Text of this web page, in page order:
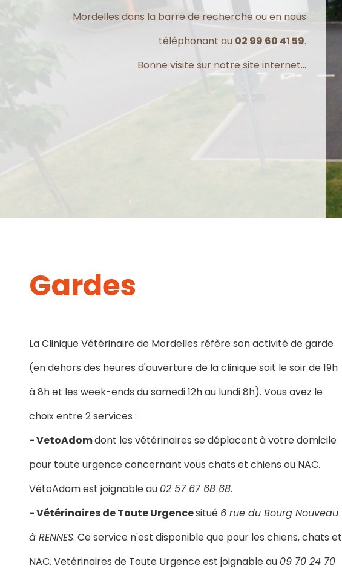
Mordelles dans la barre de recherche ou en nous
téléphonant au 02 99 60 41 59.
Bonne visite sur notre site internet...
Gardes
La Clinique Vétérinaire de Mordelles réfère son activité de garde
(en dehors des heures d'ouverture de la clinique soit le soir de 19h
à 8h et les week-ends du samedi 12h au lundi 8h). Vous avez le
choix entre 2 services :
- VetoAdomdont les vétérinaires se déplacent à votre domicile
pour toute urgence concernant vous chats et chiens ou NAC.
VétoAdom est joignable au 02 57 67 68 68.
- Vétérinaires de Toute Urgencesitué 6 rue du Bourg Nouveau
à RENNES. Ce service n'est disponible que pour les chiens, chats et
NAC. Vetérinaires de Toute Urgence est joignable au 09 70 24 70